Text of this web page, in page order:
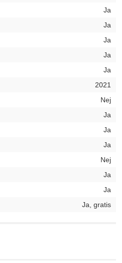
Ja
Ja
Ja
Ja
Ja
2021
Nej
Ja
Ja
Ja
Nej
Ja
Ja
Ja, gratis